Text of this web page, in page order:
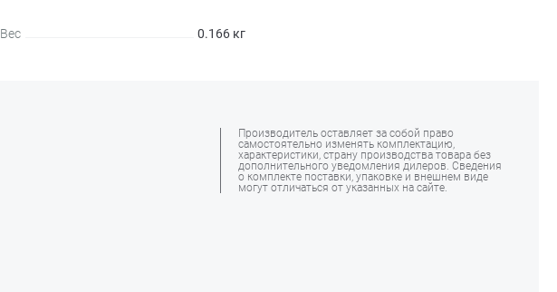
Вес 0.166 кг
Производитель оставляет за собой право
самостоятельно изменять комплектацию,
характеристики, страну производства товара без
дополнительного уведомления дилеров. Сведения
о комплекте поставки, упаковке и внешнем виде
могут отличаться от указанных на сайте.